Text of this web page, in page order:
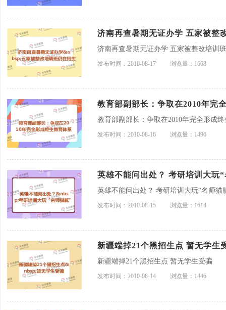
济南再查暑期无证办学 五家被整
济南再查暑期无证办学 五家被整改培训
发布时间：2010-08-17 浏览量：1668
教育部副部长：争取在2010年完
教育部副部长：争取在2010年完全形成
发布时间：2010-08-16 浏览量：1496
英雄不能问出处？ 考研培训大玩
英雄不能问出处？ 考研培训大玩“名师猫
发布时间：2010-08-15 浏览量：1614
新疆端掉21个黑招生点 暂无学生
新疆端掉21个黑招生点 暂无学生受骗
发布时间：2010-08-14 浏览量：1446